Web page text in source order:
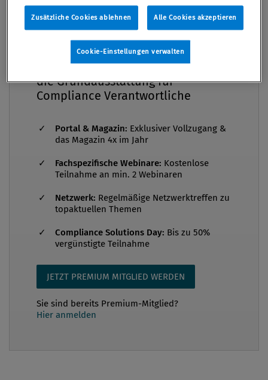
Mag. Dr. Charlotte Eberl Director Corporate
dieser Funktion zuständig für das konzernweite
Compliance-Management-System. Als Mitglied des
Krisenteams der AGRANA beschäftigt mich Corona in
mehrfacher Hinsicht. Das Unternehmen führt
Cluster in Produktionsstätten – und damit eventuell
drohende Schließungen – möglichst zu verhindern.
Die Herausforderung ist, die Tests datenschutz- und
arbeitsrechtlich...
Compliance Praxis Premium
Mitgliedschaft -
die Grundausstattung für
Compliance Verantwortliche
Portal & Magazin: Exklusiver Vollzugang &
das Magazin 4x im Jahr
Fachspezifische Webinare: Kostenlose
Teilnahme an min. 2 Webinaren
Netzwerk: Regelmäßige Netzwerktreffen zu
topaktuellen Themen
Compliance Solutions Day: Bis zu 50%
vergünstigte Teilnahme
JETZT PREMIUM MITGLIED WERDEN
Sie sind bereits Premium-Mitglied?
Hier anmelden
Zusätzliche Cookies ablehnen Alle Cookies akzeptieren
Cookie-Einstellungen verwalten